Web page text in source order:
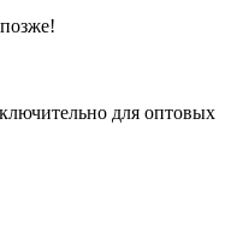
для оптовых